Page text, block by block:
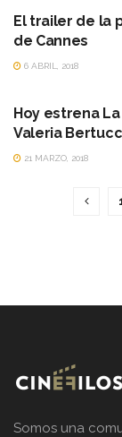
El trailer de la
de Cannes
6 ABRIL, 2018
Hoy estrena
Valeria
21 MARZO, 2018
Somos una